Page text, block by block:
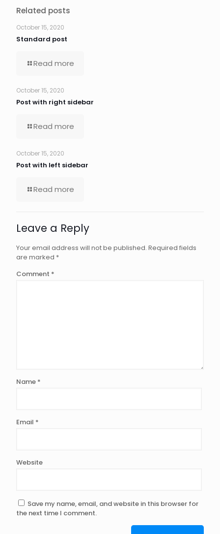
Related posts
October 15, 2020
Standard post
Read more
October 15, 2020
Post with right sidebar
Read more
October 15, 2020
Post with left sidebar
Read more
Leave a Reply
Your email address will not be published. Required fields
are marked *
Comment *
Name *
Email *
Website
Save my name, email, and website in this browser for
the next time I comment.